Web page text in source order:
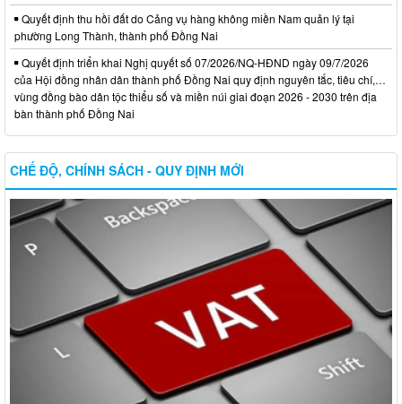
Quyết định thu hồi đất do Cảng vụ hàng không miền Nam quản lý tại
phường Long Thành, thành phố Đồng Nai
Quyết định triển khai Nghị quyết số 07/2026/NQ-HĐND ngày 09/7/2026
của Hội đồng nhân dân thành phố Đồng Nai quy định nguyên tắc, tiêu chí,…
vùng đồng bào dân tộc thiểu số và miền núi giai đoạn 2026 - 2030 trên địa
bàn thành phố Đồng Nai
CHẾ ĐỘ, CHÍNH SÁCH - QUY ĐỊNH MỚI